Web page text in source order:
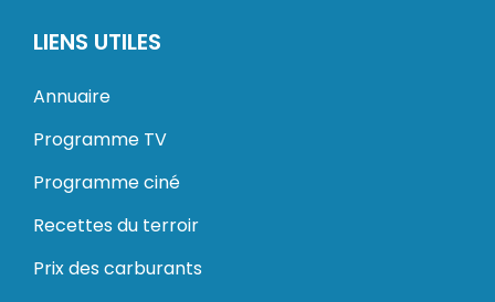
LIENS UTILES
Annuaire
Programme TV
Programme ciné
Recettes du terroir
Prix des carburants